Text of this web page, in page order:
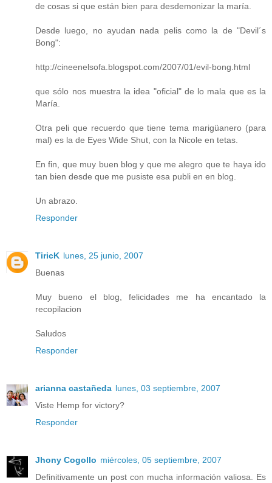
de cosas si que están bien para desdemonizar la maría.
Desde luego, no ayudan nada pelis como la de "Devil´s
Bong":
http://cineenelsofa.blogspot.com/2007/01/evil-bong.html
que sólo nos muestra la idea "oficial" de lo mala que es la
María.
Otra peli que recuerdo que tiene tema marigüanero (para
mal) es la de Eyes Wide Shut, con la Nicole en tetas.
En fin, que muy buen blog y que me alegro que te haya ido
tan bien desde que me pusiste esa publi en en blog.
Un abrazo.
Responder
TiricK lunes, 25 junio, 2007
Buenas
Muy bueno el blog, felicidades me ha encantado la
recopilacion
Saludos
Responder
arianna castañeda lunes, 03 septiembre, 2007
Viste Hemp for victory?
Responder
Jhony Cogollo miércoles, 05 septiembre, 2007
Definitivamente un post con mucha información valiosa. Es